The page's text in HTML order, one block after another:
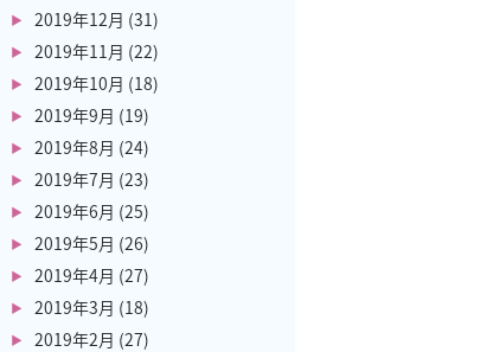
2019年12月 (31)
2019年11月 (22)
2019年10月 (18)
2019年9月 (19)
2019年8月 (24)
2019年7月 (23)
2019年6月 (25)
2019年5月 (26)
2019年4月 (27)
2019年3月 (18)
2019年2月 (27)